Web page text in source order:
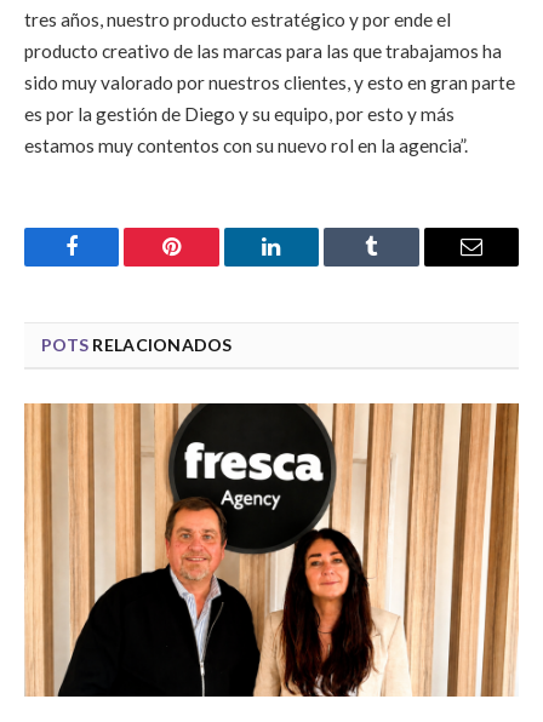
tres años, nuestro producto estratégico y por ende el
producto creativo de las marcas para las que trabajamos ha
sido muy valorado por nuestros clientes, y esto en gran parte
es por la gestión de Diego y su equipo, por esto y más
estamos muy contentos con su nuevo rol en la agencia”.
Facebook Pinterest LinkedIn Tumblr Email
POTS RELACIONADOS